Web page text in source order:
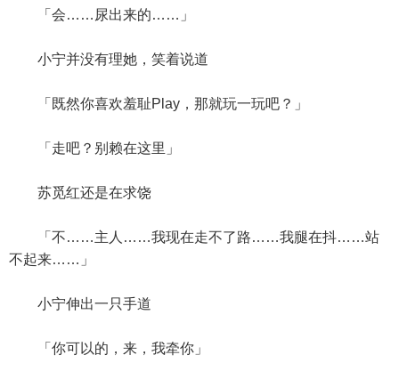
「会……尿出来的……」
小宁并没有理她，笑着说道
「既然你喜欢羞耻Play，那就玩一玩吧？」
「走吧？别赖在这里」
苏觅红还是在求饶
「不……主人……我现在走不了路……我腿在抖……站
不起来……」
小宁伸出一只手道
「你可以的，来，我牵你」